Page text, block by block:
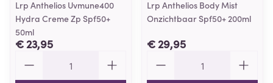
Lrp Anthelios Uvmune400
Hydra Creme Zp Spf50+
50ml
€ 23,95
Lrp Anthelios Body Mist
Onzichtbaar Spf50+ 200ml
€ 29,95